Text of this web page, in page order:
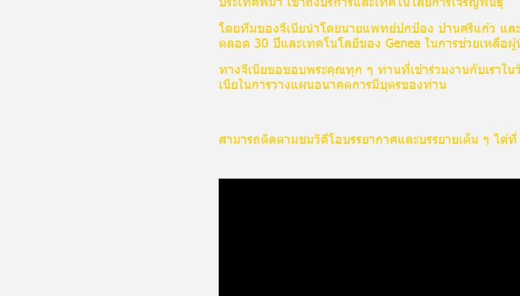
โดยทีมของจีเนียนำโดยนายแพทย์ปกป้อง ปานศรีแก้ว แล
ตลอด 30 ปีและเทคโนโลยีของ Genea ในการช่วยเหลือ
ทางจีเนียขอขอบพระคุณทุก ๆ ท่านที่เข้าร่วมงานกับเราใ
เนียในการวางแผนอนาคตการมีบุตรของท่าน
สามารถติดตามชมวิดีโอบรรยากาศและบรรยายเต็ม ๆ ได้ที่